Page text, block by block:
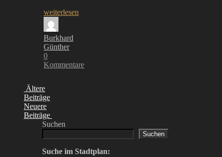
weiterlesen
Burkhard
Günther
0
Kommentare
Ältere
Beiträge
Neuere
Beiträge
Suchen
Suchen
Suche im Stadtplan: